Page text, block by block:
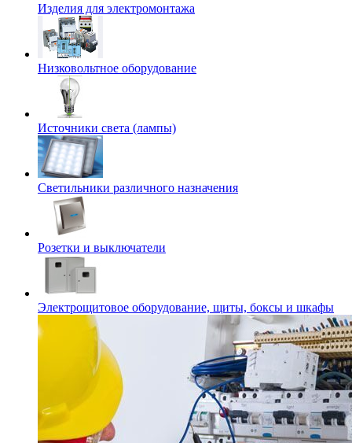
Изделия для электромонтажа
Низковольтное оборудование
Источники света (лампы)
Светильники различного назначения
Розетки и выключатели
Электрощитовое оборудование, щиты, боксы и шкафы